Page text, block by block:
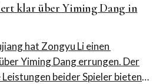
klar über Yiming Dang in
hat Zongyu Li einen
Yiming Dang errungen. Der
beider Spieler bieten